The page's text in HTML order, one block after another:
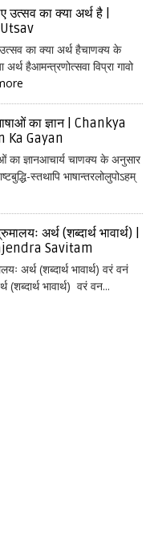
का क्या अर्थ है |
का क्या अर्थ हैचाणक्य के
हैआमन्त्रणोत्सवा विप्रा गावो
का ज्ञान | Chankya
Ka Gayan
का ज्ञानआचार्य चाणक्य के अनुसार
स्तथापि भाषान्तरलोलुपोऽहम्
अर्थ (शब्दार्थ भावार्थ) |
Savitam
अर्थ (शब्दार्थ भावार्थ) वरं वनं
(शब्दार्थ भावार्थ) वरं वन...